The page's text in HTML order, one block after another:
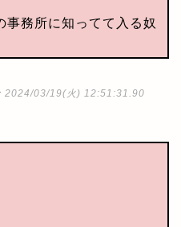
事務所に知ってて入る奴
2024/03/19(火) 12:51:31.90